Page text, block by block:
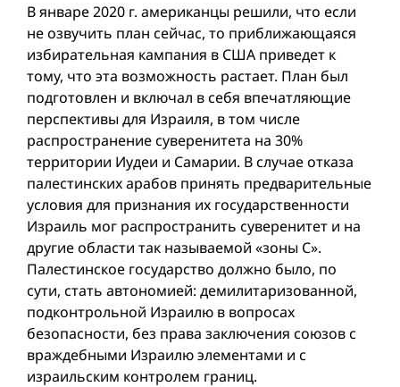
В январе 2020 г. американцы решили, что если
не озвучить план сейчас, то приближающаяся
избирательная кампания в США приведет к
тому, что эта возможность растает. План был
подготовлен и включал в себя впечатляющие
перспективы для Израиля, в том числе
распространение суверенитета на 30%
территории Иудеи и Самарии. В случае отказа
палестинских арабов принять предварительные
условия для признания их государственности
Израиль мог распространить суверенитет и на
другие области так называемой «зоны С».
Палестинское государство должно было, по
сути, стать автономией: демилитаризованной,
подконтрольной Израилю в вопросах
безопасности, без права заключения союзов с
враждебными Израилю элементами и с
израильским контролем границ.